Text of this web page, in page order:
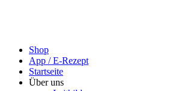
Shop
App / E-Rezept
Startseite
Über uns